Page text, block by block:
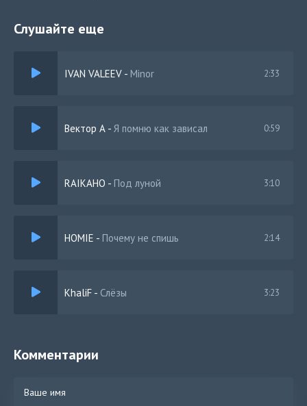
Я помню как зависал вместе с тобой в небесах
Я снова в мутках
Слушайте еще
IVAN VALEEV - Minor 2:33
Вектор А - Я помню как зависал 0:59
RAIKAHO - Под луной 3:10
HOMIE - Почему не спишь 2:14
KhaliF - Слёзы 3:23
Комментарии